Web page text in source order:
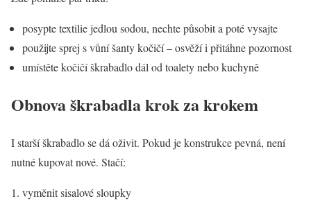
posypte textilie jedlou sodou, nechte působit a poté vysajte
použijte sprej s vůní šanty kočičí – osvěží i přitáhne pozornost
umístěte kočičí škrabadlo dál od toalety nebo kuchyně
Obnova škrabadla krok za krokem
I starší škrabadlo se dá oživit. Pokud je konstrukce pevná, není
nutné kupovat nové. Stačí:
vyměnit sisalové sloupky